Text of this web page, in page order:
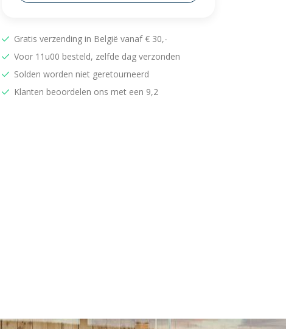
Gratis verzending in België vanaf € 30,-
Voor 11u00 besteld, zelfde dag verzonden
Solden worden niet geretourneerd
Klanten beoordelen ons met een 9,2